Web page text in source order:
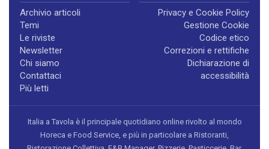
Archivio articoli
Temi
Le riviste
Newsletter
Chi siamo
Contattaci
Più letti
Privacy e Cookie Policy
Gestione Cookie
Codice etico
Correzioni e rettifiche
Dichiarazione di
accessibilità
Italia a Tavola è il principale quotidiano online rivolto al mondo
Horeca e Food Service, e più in particolare a Ristoranti,